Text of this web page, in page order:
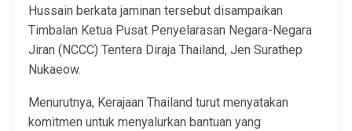
Hussain berkata jaminan tersebut disampaikan
Timbalan Ketua Pusat Penyelarasan Negara-Negara
Jiran (NCCC) Tentera Diraja Thailand, Jen Surathep
Nukaeow.
Menurutnya, Kerajaan Thailand turut menyatakan
komitmen untuk menyalurkan bantuan yang